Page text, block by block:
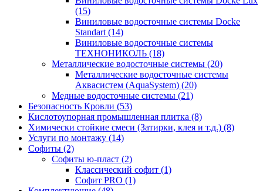
(15)
Виниловые водосточные системы Docke
Standart (14)
Виниловые водосточные системы
ТЕХНОНИКОЛЬ (18)
Металлические водосточные системы (20)
Металлические водосточные системы
Аквасистем (AquaSystem) (20)
Медные водосточные системы (21)
Безопасность Кровли (53)
Кислотоупорная промышленная плитка (8)
Химически стойкие смеси (Затирки, клея и т.д.) (8)
Услуги по монтажу (14)
Софиты (2)
Софиты ю-пласт (2)
Классический софит (1)
Софит PRO (1)